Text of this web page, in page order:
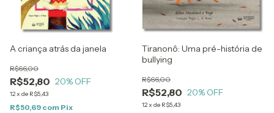
A criança atrás da janela
R$52,80
R$66,00
20% OFF
12x de R$5,43
R$50,69 com Pix
Tiranonô: Uma pré-história de
bullying
R$52,80
R$66,00
20% OFF
12x de R$5,43